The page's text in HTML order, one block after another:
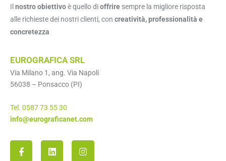
Il nostro obiettivoè quello dioffrire sempre la migliore risposta
alle richieste dei nostri clienti, con creatività, professionalità e
concretezza
EUROGRAFICA SRL
Via Milano 1, ang. Via Napoli
56038 – Ponsacco (PI)
Tel. 0587 73 55 30
info@eurograficanet.com